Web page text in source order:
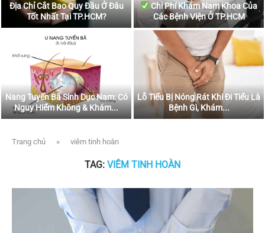
Địa Chỉ Cắt Bao Quy Đầu Ở Đâu
Tốt Nhất Tại TP.HCM?
Chi Phí Khám Nam Khoa Của
Các Bệnh Viện Ở TP.HCM
Nang Tuyến Bã Sinh Dục Nam: Có
Nguy Hiểm Không & Khám...
Lỗ Tiểu Bị Nóng Rát Khi Đi Tiểu Là
Bệnh Gì, Khám...
Trang chủ » viêm tinh hoàn
TAG: VIÊM TINH HOÀN